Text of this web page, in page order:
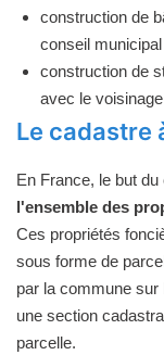
construction de
conseil municipal
construction de
avec le
Le cadastre
En France, le but
l'ensemble des
Ces propriétés
sous forme de
par la commune sur
une section
parcelle.